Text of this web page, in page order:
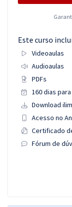
Este curso
Videoaulas
Audioaulas
PDFs
160 dias
Download
Acesso no
Certificado
Fórum de